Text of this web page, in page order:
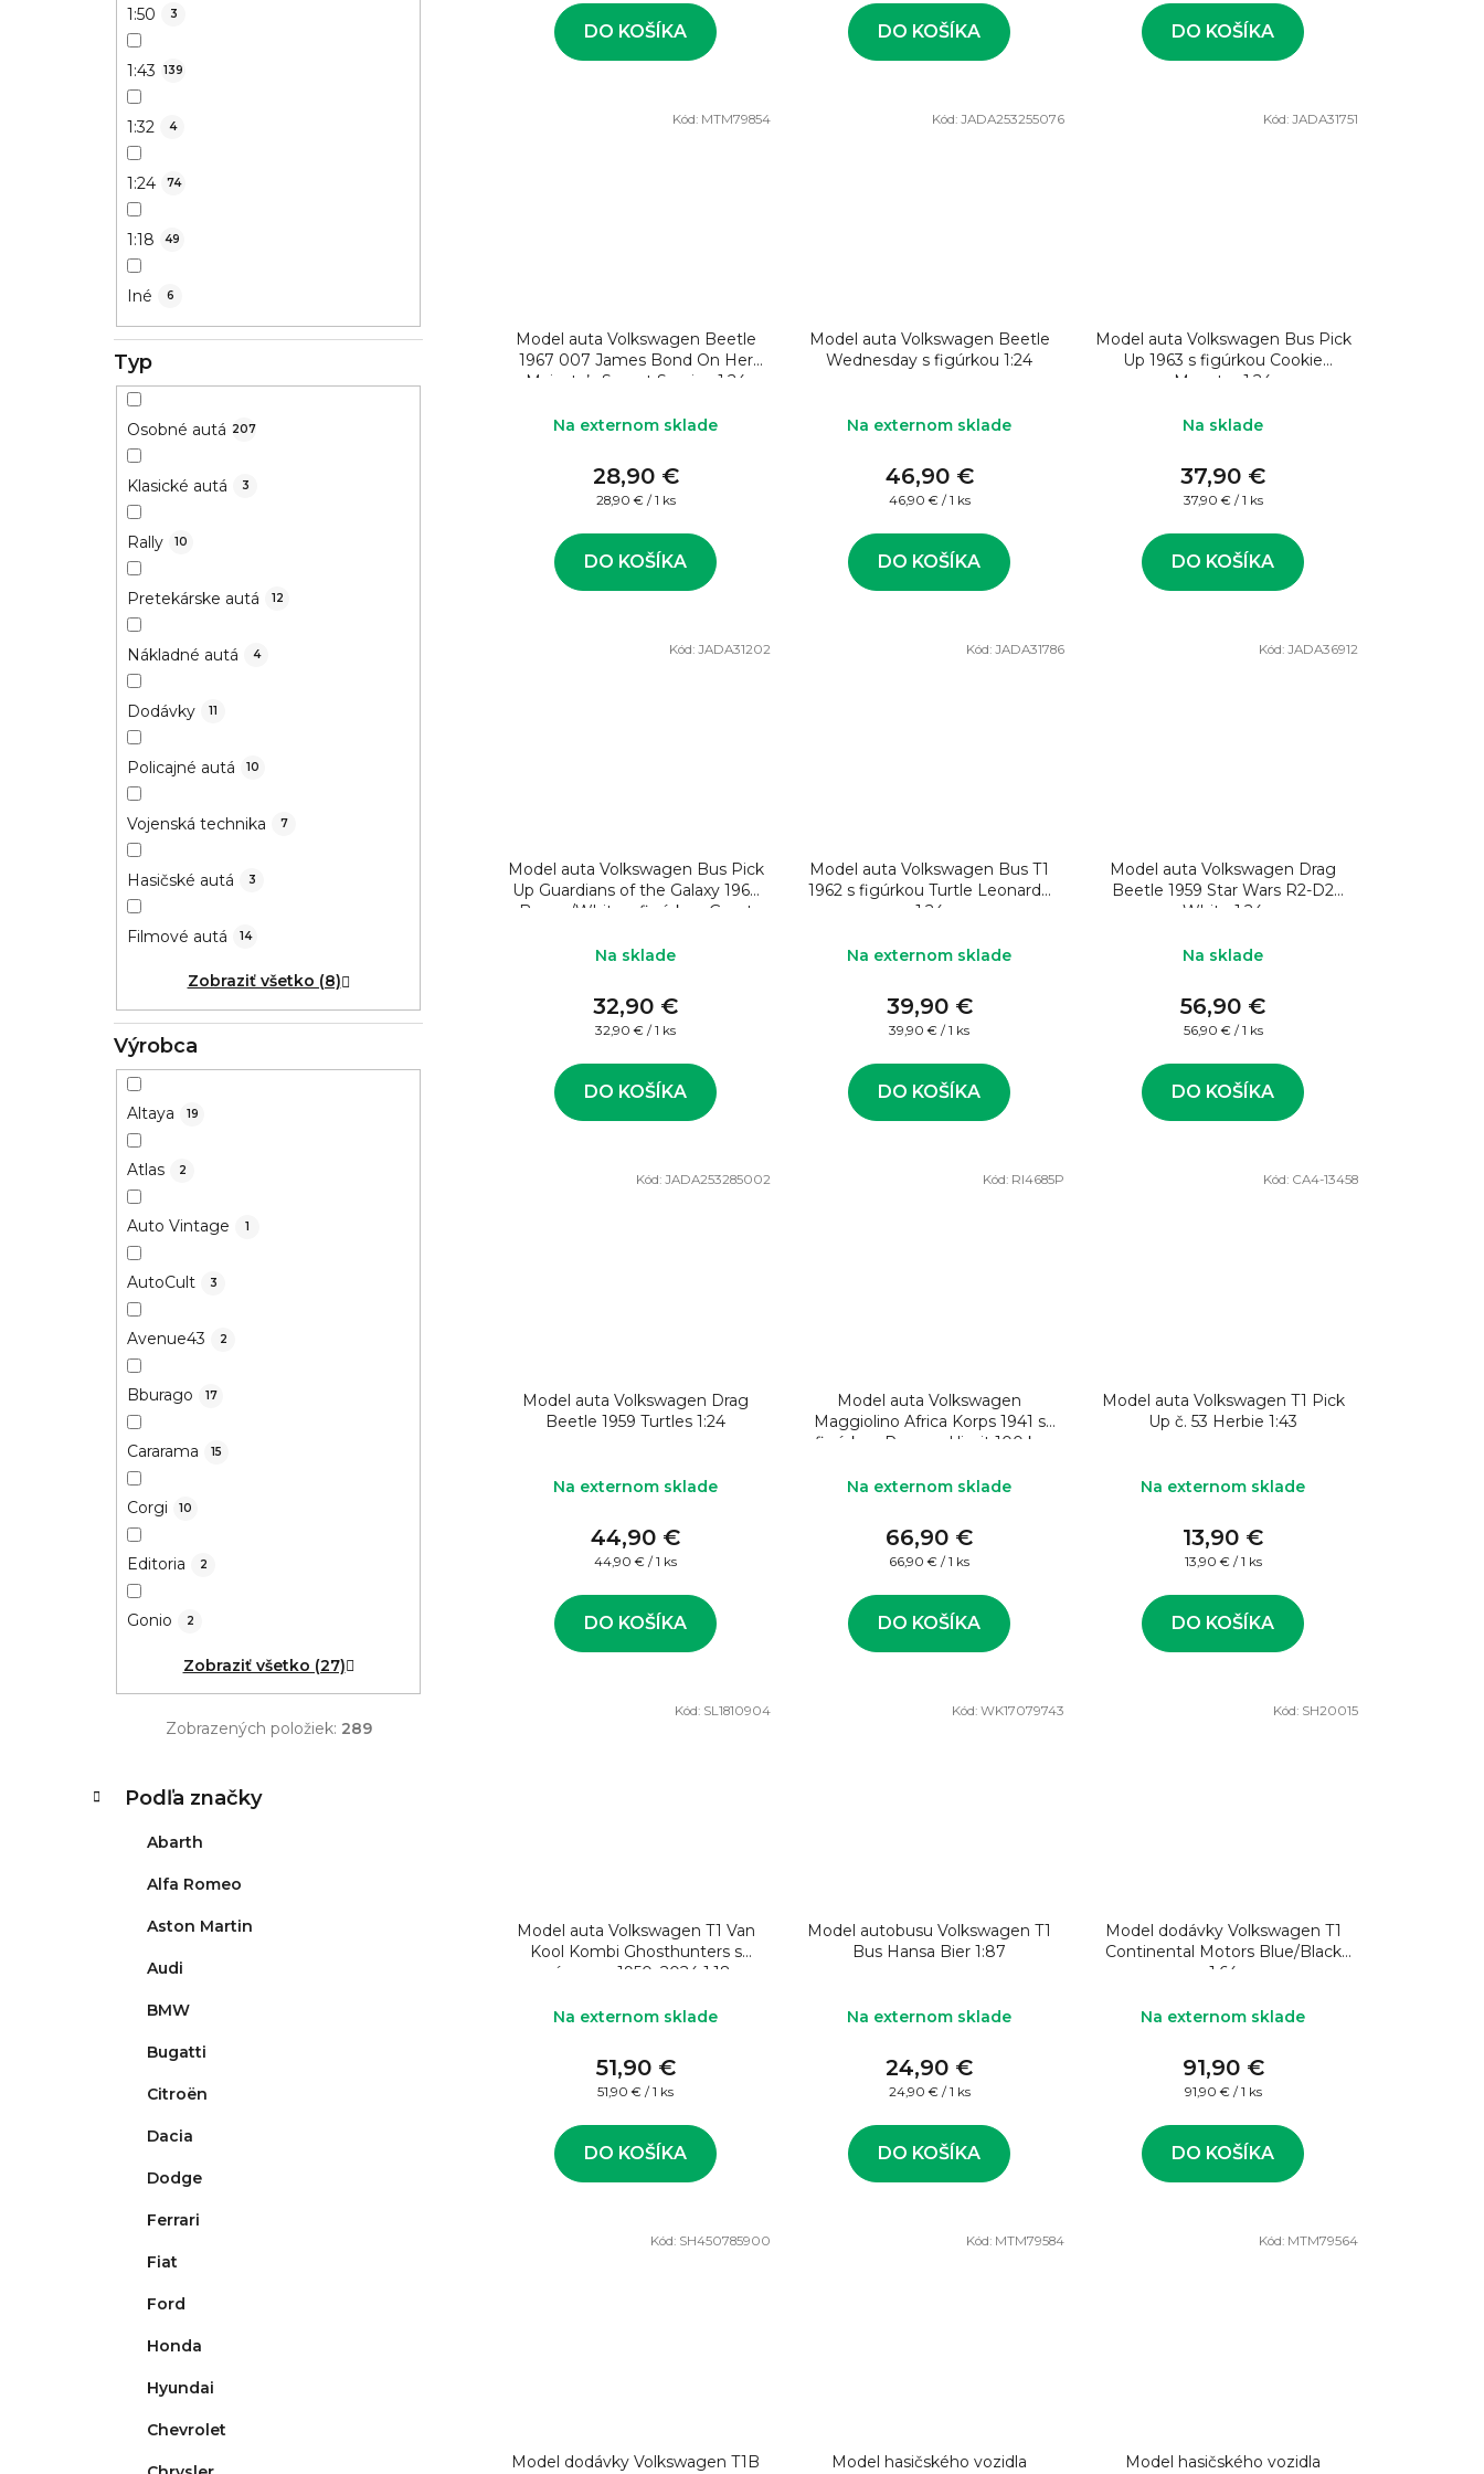
1:50 3
1:43 139
1:32 4
1:24 74
1:18 49
Iné 6
Typ
Osobné autá 207
Klasické autá 3
Rally 10
Pretekárske autá 12
Nákladné autá 4
Dodávky 11
Policajné autá 10
Vojenská technika 7
Hasičské autá 3
Filmové autá 14
Zobraziť všetko (8)
Výrobca
Altaya 19
Atlas 2
Auto Vintage 1
AutoCult 3
Avenue43 2
Bburago 17
Cararama 15
Corgi 10
Editoria 2
Gonio 2
Zobraziť všetko (27)
Zobrazených položiek: 289
kategórie
K
a
Podľa značky
Abarth
Alfa Romeo
Aston Martin
Audi
BMW
Bugatti
Citroën
Dacia
Dodge
Ferrari
Fiat
Ford
Honda
Hyundai
Chevrolet
DO KOŠÍKA DO KOŠÍKA DO KOŠÍKA
Model auta Volkswagen Beetle
1967 007 James Bond On Her
Majesty’s Secret Service 1:24
Na externom sklade
28,90 €
Jednotková
28,90 € / 1 ks
DO KOŠÍKA
Kód: MTM79854
Model auta Volkswagen Beetle
Wednesday s figúrkou 1:24
Na externom sklade
46,90 €
Jednotková
46,90 € / 1 ks
DO KOŠÍKA
Kód: JADA253255076
Model auta Volkswagen Bus Pick
Up 1963 s figúrkou Cookie
Monster 1:24
Na sklade
37,90 €
Jednotková
37,90 € / 1 ks
DO KOŠÍKA
Kód: JADA31751
Model auta Volkswagen Bus Pick
Up Guardians of the Galaxy 1963
Brown/White s figúrkou Groot
Na sklade
32,90 €
Jednotková
32,90 € / 1 ks
DO KOŠÍKA
Kód: JADA31202
Model auta Volkswagen Bus T1
1962 s figúrkou Turtle Leonardo
1:24
Na externom sklade
39,90 €
Jednotková
39,90 € / 1 ks
DO KOŠÍKA
Kód: JADA31786
Model auta Volkswagen Drag
Beetle 1959 Star Wars R2-D2
White 1:24
Na sklade
56,90 €
Jednotková
56,90 € / 1 ks
DO KOŠÍKA
Kód: JADA36912
Model auta Volkswagen Drag
Beetle 1959 Turtles 1:24
Na externom sklade
44,90 €
Jednotková
44,90 € / 1 ks
DO KOŠÍKA
Kód: JADA253285002
Model auta Volkswagen
Maggiolino Africa Korps 1941 s
figúrkou Rommel limit 100 ks
Na externom sklade
66,90 €
Jednotková
66,90 € / 1 ks
DO KOŠÍKA
Kód: RI4685P
Model auta Volkswagen T1 Pick
Up č. 53 Herbie 1:43
Na externom sklade
13,90 €
Jednotková
13,90 € / 1 ks
DO KOŠÍKA
Kód: CA4-13458
Model auta Volkswagen T1 Van
Kool Kombi Ghosthunters s
prívesom 1950–2024 1:18
Na externom sklade
51,90 €
Jednotková
51,90 € / 1 ks
DO KOŠÍKA
Kód: SL1810904
Model autobusu Volkswagen T1
Bus Hansa Bier 1:87
Na externom sklade
24,90 €
Jednotková
24,90 € / 1 ks
DO KOŠÍKA
Kód: WK17079743
Model dodávky Volkswagen T1
Continental Motors Blue/Black
1:64
Na externom sklade
91,90 €
Jednotková
91,90 € / 1 ks
DO KOŠÍKA
Kód: SH20015
Model dodávky Volkswagen T1B
Kód: SH450785900
Model hasičského vozidla
Kód: MTM79584
Model hasičského vozidla
Kód: MTM79564